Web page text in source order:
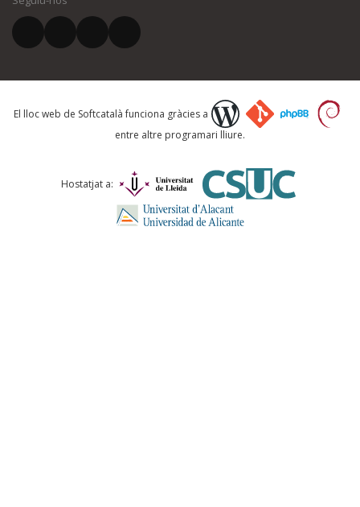
El vostre correu electrònic *
El lloc web de Softcatalà funciona gràcies a
entre altre programari lliure.
Hostatjat a: